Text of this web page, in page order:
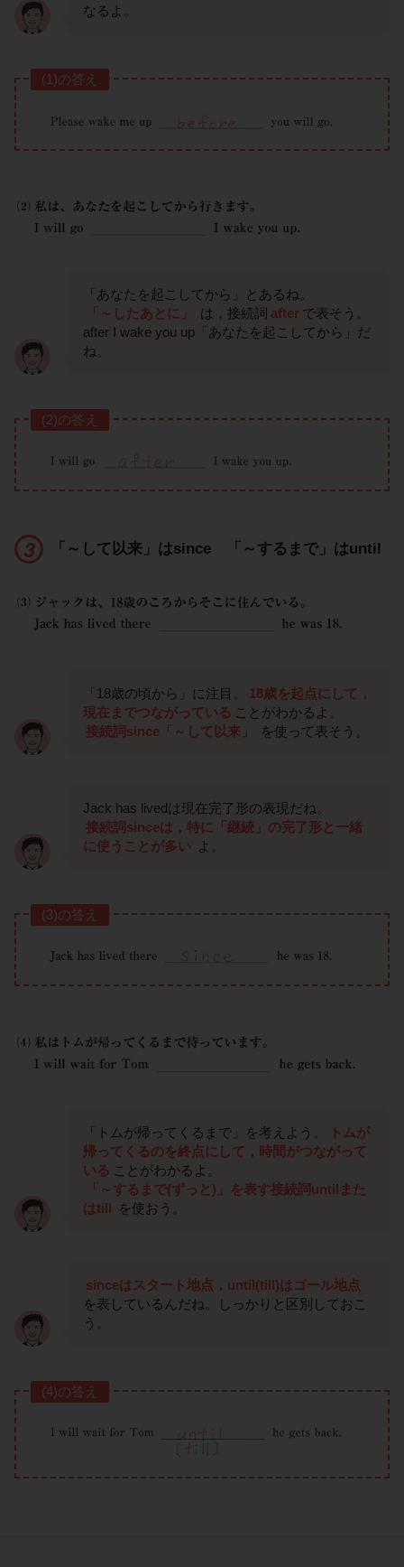
なるよ。
(1)の答え
「あなたを起こしてから」とあるね。
「～したあとに」
は，接続詞 after で表そう。
after I wake you up「あなたを起こしてから」だ
ね。
(2)の答え
「～して以来」はsince 「～するまで」はuntil
「18歳の頃から」に注目。
18歳を起点にして，
現在までつながっている ことがわかるよ。
接続詞since「～して以来」
を使って表そう。
Jack has livedは現在完了形の表現だね。
接続詞sinceは，特に「継続」の完了形と一緒
に使うことが多い
よ。
(3)の答え
「トムが帰ってくるまで」を考えよう。
トムが
帰ってくるのを終点にして，時間がつながって
いる ことがわかるよ。
「～するまで(ずっと)」を表す接続詞untilまた
はtill を使おう。
sinceはスタート地点，until(till)はゴール地点
を表しているんだね。しっかりと区別しておこ
う。
(4)の答え